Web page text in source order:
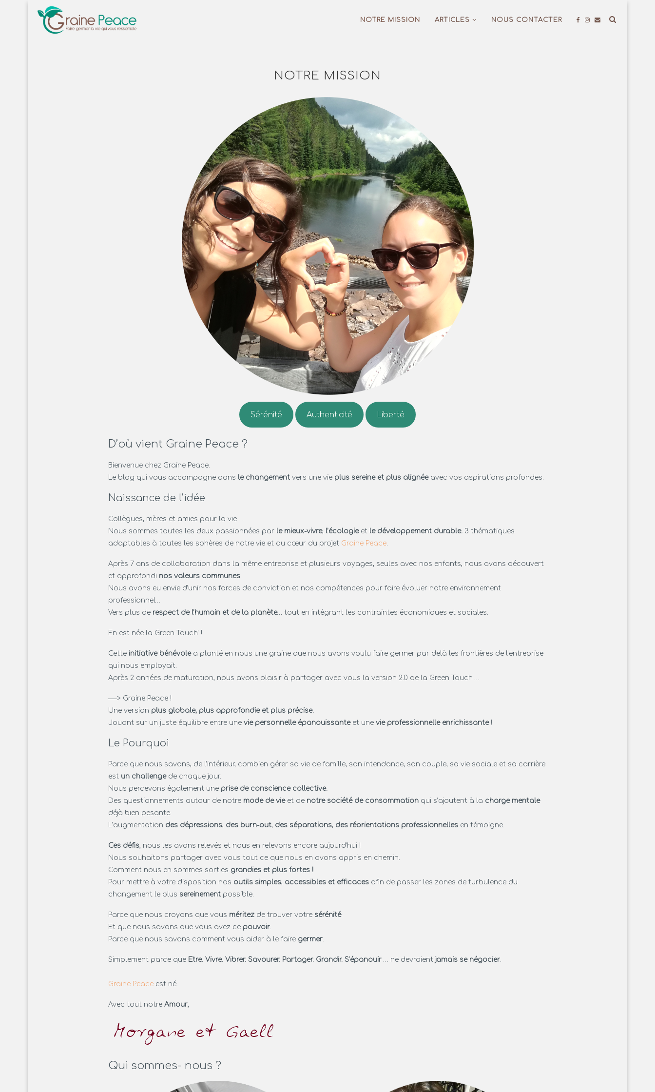
NOTRE MISSION ARTICLES NOUS CONTACTER
NOTRE MISSION
Sérénité Authenticité Liberté
D’où vient Graine Peace ?
Bienvenue chez Graine Peace.
Le blog qui vous accompagne dans le changement vers une vie plus sereine et plus alignéeavec vos aspirations profondes.
Naissance de l’idée
Collègues, mères et amies pour la vie …
Nous sommes toutes les deux passionnées par le mieux-vivre, l’écologieet le développement durable. 3 thématiques
adaptables à toutes les sphères de notre vie et au cœur du projet Graine Peace.
Après 7 ans de collaboration dans la même entreprise et plusieurs voyages, seules avec nos enfants, nous avons découvert
et approfondi nos valeurs communes.
Nous avons eu envie d’unir nos forces de conviction et nos compétences pour faire évoluer notre environnement
professionnel…
Vers plus de respect de l’humain et de la planète… tout en intégrant les contraintes économiques et sociales.
En est née la Green Touch’ !
Cette initiative bénévolea planté en nous une graine que nous avons voulu faire germer par delà les frontières de l’entreprise
qui nous employait.
Après 2 années de maturation, nous avons plaisir à partager avec vous la version 2.0 de la Green Touch …
—-> Graine Peace !
Une version plus globale, plus approfondie et plus précise.
Jouant sur un juste équilibre entre une vie personnelle épanouissanteet une vie professionnelle enrichissante !
Le Pourquoi
Parce que nous savons, de l’intérieur, combien gérer sa vie de famille, son intendance, son couple, sa vie sociale et sa carrière
est un challengede chaque jour.
Nous percevons également une prise de conscience collective.
Des questionnements autour de notre mode de vie et de notre société de consommation qui s’ajoutent à la charge mentale
déjà bien pesante.
L’augmentation des dépressions, des burn-out, des séparations, des réorientations professionnelles en témoigne.
Ces défis, nous les avons relevés et nous en relevons encore aujourd’hui !
Nous souhaitons partager avec vous tout ce que nous en avons appris en chemin.
Comment nous en sommes sorties grandies et plus fortes !
Pour mettre à votre disposition nos outils simples, accessibles et efficaces afin de passer les zones de turbulence du
changement le plus sereinement possible.
Parce que nous croyons que vous méritez de trouver votre sérénité.
Et que nous savons que vous avez ce pouvoir.
Parce que nous savons comment vous aider à le faire germer.
Simplement parce que Etre. Vivre. Vibrer. Savourer. Partager. Grandir. S’épanouir … ne devraient jamais se négocier.
Graine Peace est né.
Avec tout notre Amour,
Qui sommes- nous ?